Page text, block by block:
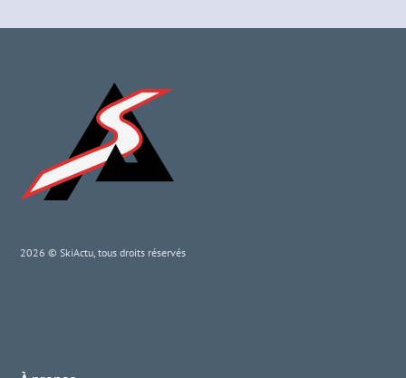
2026 © SkiActu, tous droits réservés